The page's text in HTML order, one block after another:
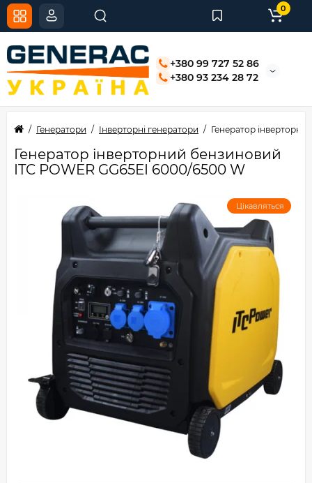
+380 99 727 52 86
+380 93 234 28 72
0
Генератори Інверторні генератори Генератор
Генератор інверторний бензиновий
ITC POWER GG65EI 6000/6500 W
Цікавляться